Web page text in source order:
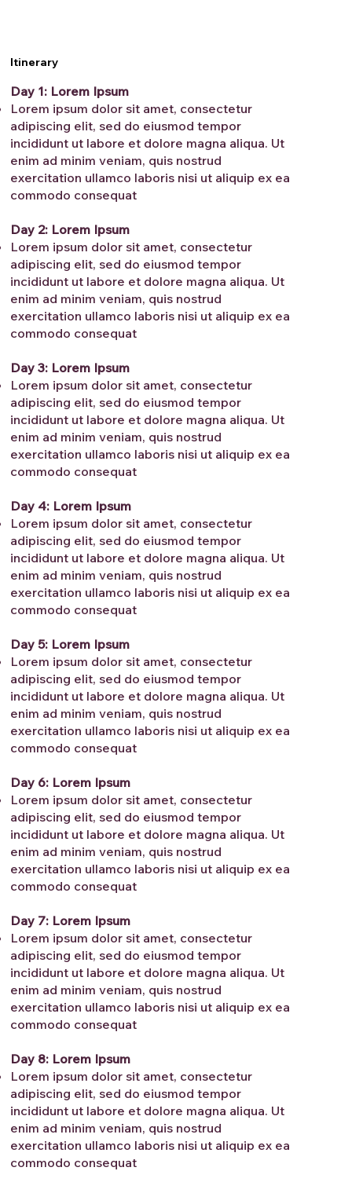
Itinerary
Day 1: Lorem Ipsum
Lorem ipsum dolor sit amet, consectetur
adipiscing elit, sed do eiusmod tempor
incididunt ut labore et dolore magna aliqua. Ut
enim ad minim veniam, quis nostrud
exercitation ullamco laboris nisi ut aliquip ex ea
commodo consequat
Day 2: Lorem Ipsum
Lorem ipsum dolor sit amet, consectetur
adipiscing elit, sed do eiusmod tempor
incididunt ut labore et dolore magna aliqua. Ut
enim ad minim veniam, quis nostrud
exercitation ullamco laboris nisi ut aliquip ex ea
commodo consequat
Day 3: Lorem Ipsum
Lorem ipsum dolor sit amet, consectetur
adipiscing elit, sed do eiusmod tempor
incididunt ut labore et dolore magna aliqua. Ut
enim ad minim veniam, quis nostrud
exercitation ullamco laboris nisi ut aliquip ex ea
commodo consequat
Day 4: Lorem Ipsum
Lorem ipsum dolor sit amet, consectetur
adipiscing elit, sed do eiusmod tempor
incididunt ut labore et dolore magna aliqua. Ut
enim ad minim veniam, quis nostrud
exercitation ullamco laboris nisi ut aliquip ex ea
commodo consequat
Day 5: Lorem Ipsum
Lorem ipsum dolor sit amet, consectetur
adipiscing elit, sed do eiusmod tempor
incididunt ut labore et dolore magna aliqua. Ut
enim ad minim veniam, quis nostrud
exercitation ullamco laboris nisi ut aliquip ex ea
commodo consequat
Day 6: Lorem Ipsum
Lorem ipsum dolor sit amet, consectetur
adipiscing elit, sed do eiusmod tempor
incididunt ut labore et dolore magna aliqua. Ut
enim ad minim veniam, quis nostrud
exercitation ullamco laboris nisi ut aliquip ex ea
commodo consequat
Day 7: Lorem Ipsum
Lorem ipsum dolor sit amet, consectetur
adipiscing elit, sed do eiusmod tempor
incididunt ut labore et dolore magna aliqua. Ut
enim ad minim veniam, quis nostrud
exercitation ullamco laboris nisi ut aliquip ex ea
commodo consequat
Day 8: Lorem Ipsum
Lorem ipsum dolor sit amet, consectetur
adipiscing elit, sed do eiusmod tempor
incididunt ut labore et dolore magna aliqua. Ut
enim ad minim veniam, quis nostrud
exercitation ullamco laboris nisi ut aliquip ex ea
commodo consequat